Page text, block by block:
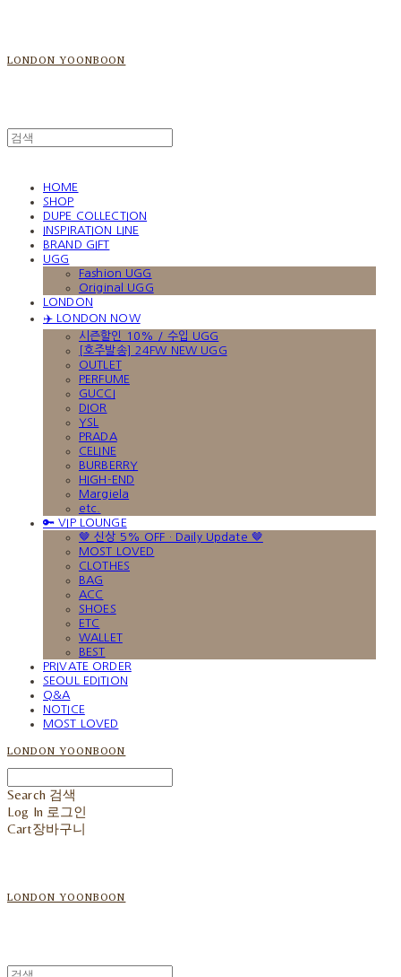
LONDON YOONBOON
HOME
SHOP
DUPE COLLECTION
INSPIRATION LINE
BRAND GIFT
UGG
Fashion UGG
Original UGG
LONDON
✈️ LONDON NOW
시즌할인 10% / 수입 UGG
[호주발송] 24FW NEW UGG
OUTLET
PERFUME
GUCCI
DIOR
YSL
PRADA
CELINE
BURBERRY
HIGH-END
Margiela
etc.
🔑 VIP LOUNGE
🤎 신상 5% OFF · Daily Update 🤎
MOST LOVED
CLOTHES
BAG
ACC
SHOES
ETC
WALLET
BEST
PRIVATE ORDER
SEOUL EDITION
Q&A
NOTICE
MOST LOVED
LONDON YOONBOON
Search 검색
Log In 로그인
Cart장바구니
LONDON YOONBOON